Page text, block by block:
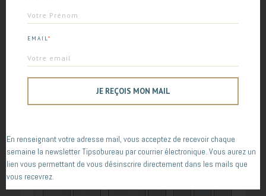
Moins de risque de se faire mal avec le côté
pointu (ok je sors…).
changement, véritable cette fois, si vous
laissez votre souris quelques secondes sur le
d’organisation de vos fenêtresva vous être
proposée :
EMAIL *
JE REÇOIS MON MAIL
En renseignant votre adresse mail, vous acceptez de recevoir chaque
semaine la newsletter Tipsobureau par courrier électronique. Vous aurez un
lien vous permettant de vous désinscrire directement dans les mails que
vous recevrez.